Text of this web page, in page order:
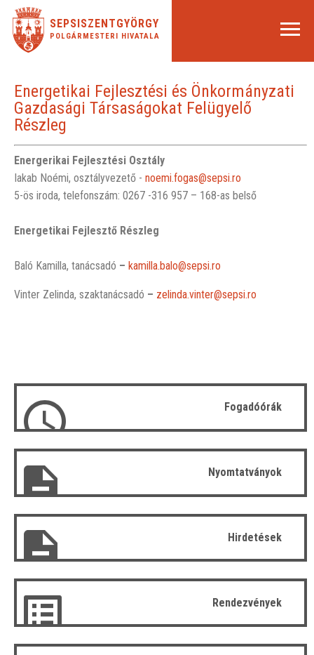
SEPSISZENTGYÖRGY
POLGÁRMESTERI HIVATALA
Energetikai Fejlesztési és Önkormányzati
Gazdasági Társaságokat Felügyelő
Részleg
Energerikai Fejlesztési Osztály
Iakab Noémi, osztályvezető - noemi.fogas@sepsi.ro
5-ös iroda, telefonszám: 0267 -316 957 – 168-as belső
Energetikai Fejlesztő Részleg
Baló Kamilla, tanácsadó – kamilla.balo@sepsi.ro
Vinter Zelinda, szaktanácsadó – zelinda.vinter@sepsi.ro
Fogadóórák
Nyomtatványok
Hirdetések
Rendezvények